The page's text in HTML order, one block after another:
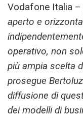
Vodafone Italia –
aperto e
operativo, non
più ampia scelta
prosegue
diffusione di
dei modelli di